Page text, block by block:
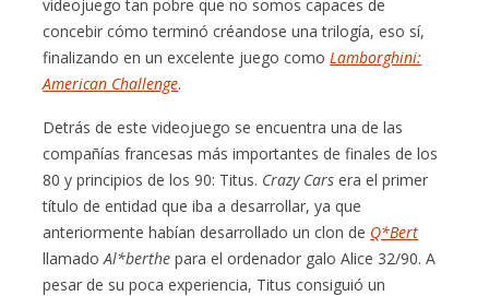
videojuego tan pobre que no somos capaces de
concebir cómo terminó créandose una trilogía, eso sí,
finalizando en un excelente juego como Lamborghini:
American Challenge.
Detrás de este videojuego se encuentra una de las
compañías francesas más importantes de finales de los
80 y principios de los 90: Titus. Crazy Cars era el primer
título de entidad que iba a desarrollar, ya que
anteriormente habían desarrollado un clon de Q*Bert
llamadoAl*berthe para el ordenador galo Alice 32/90. A
pesar de su poca experiencia, Titus consiguió un